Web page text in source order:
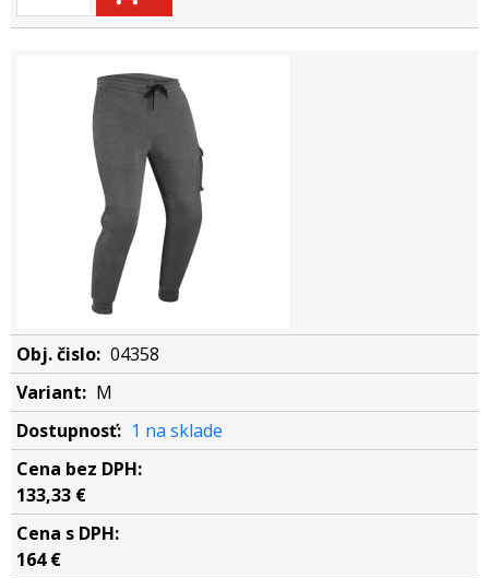
04358
M
1 na sklade
133,33 €
164 €